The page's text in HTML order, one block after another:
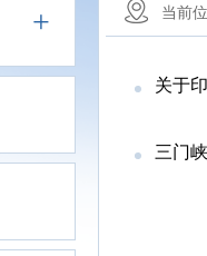
+ 当前
关于
三门峡